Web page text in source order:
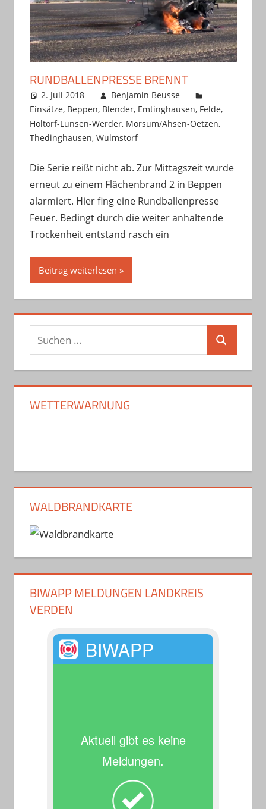
RUNDBALLENPRESSE BRENNT
2. Juli 2018
Benjamin Beusse
Einsätze, Beppen, Blender, Emtinghausen, Felde,
Holtorf-Lunsen-Werder, Morsum/Ahsen-Oetzen,
Thedinghausen, Wulmstorf
Die Serie reißt nicht ab. Zur Mittagszeit wurde
erneut zu einem Flächenbrand 2 in Beppen
alarmiert. Hier fing eine Rundballenpresse
Feuer. Bedingt durch die weiter anhaltende
Trockenheit entstand rasch ein
Beitrag weiterlesen
Suchen
nach:
Suchen
WETTERWARNUNG
WALDBRANDKARTE
BIWAPP MELDUNGEN LANDKREIS
VERDEN
BIWAPP
Aktuell gibt es keine
Meldungen.